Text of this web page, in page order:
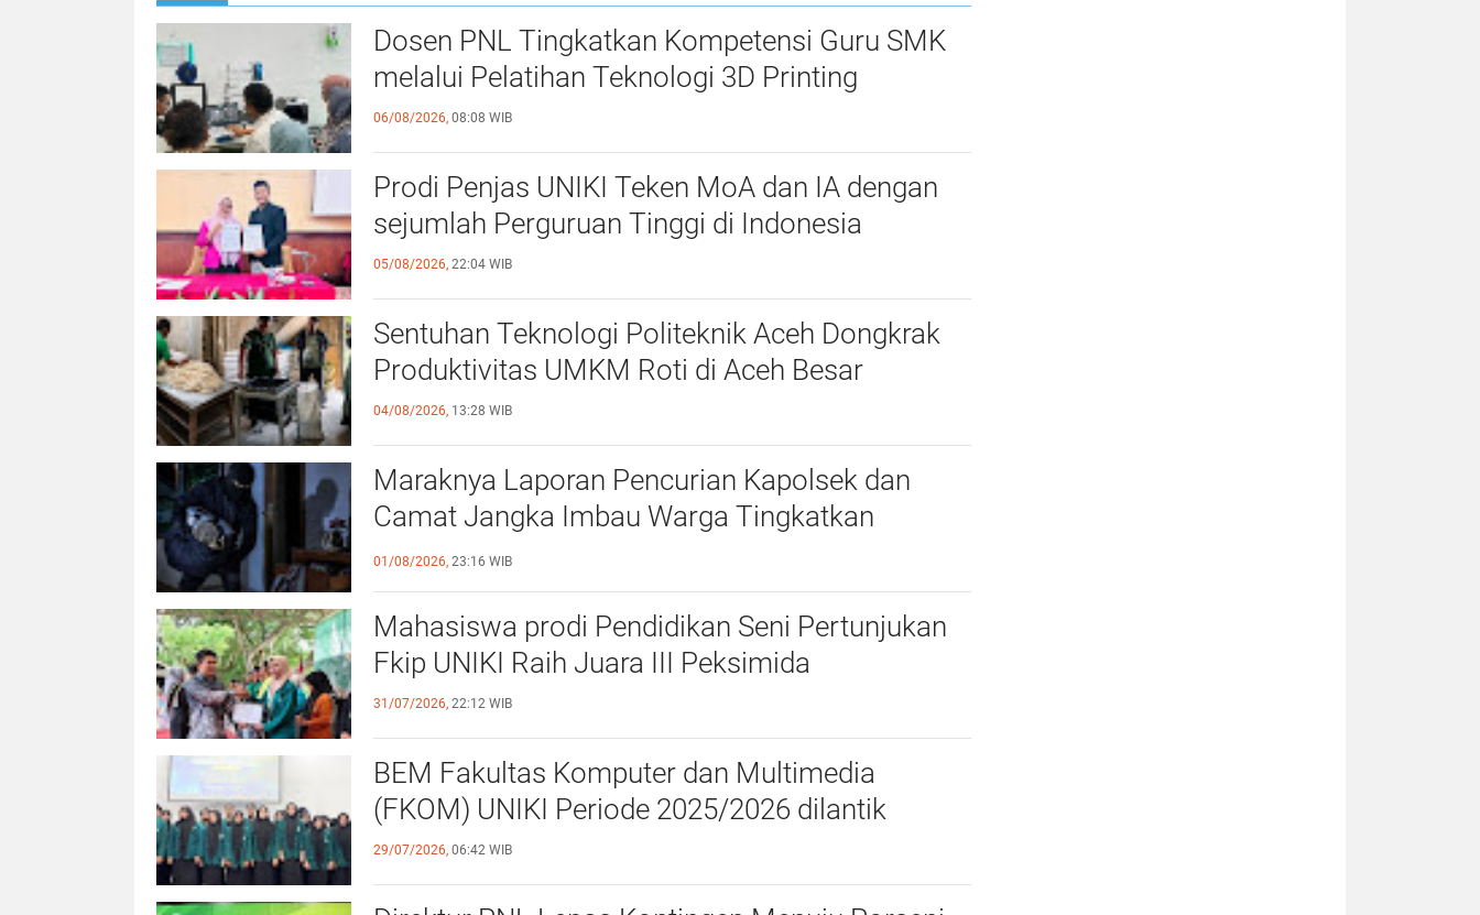
Tragis, Satu Unit Rumah Warga dan Musala di Aceh Singkil Hangus Terbakar
Dosen PNL Tingkatkan Kompetensi Guru SMK
melalui Pelatihan Teknologi 3D Printing
06/08/2026, 08:08 WIB
Prodi Penjas UNIKI Teken MoA dan IA dengan
sejumlah Perguruan Tinggi di Indonesia
05/08/2026, 22:04 WIB
Sentuhan Teknologi Politeknik Aceh Dongkrak
Produktivitas UMKM Roti di Aceh Besar
04/08/2026, 13:28 WIB
Maraknya Laporan Pencurian Kapolsek dan
Camat Jangka Imbau Warga Tingkatkan
Kewaspadaan
01/08/2026, 23:16 WIB
Mahasiswa prodi Pendidikan Seni Pertunjukan
Fkip UNIKI Raih Juara III Peksimida
31/07/2026, 22:12 WIB
BEM Fakultas Komputer dan Multimedia
(FKOM) UNIKI Periode 2025/2026 dilantik
29/07/2026, 06:42 WIB